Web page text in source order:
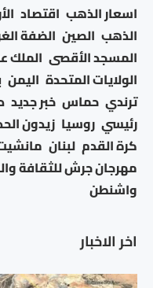
اخر الاخبار
اسعار الذهب اقتصاد
الذهب الصين الضفة
المسجد الأقصى الملك
الولايات المتحدة اليمن
ترندي حماس خبر جديد
رئيسي روسيا زيدون
كرة القدم لبنان
مهرجان جرش للثقافة
واشنطن